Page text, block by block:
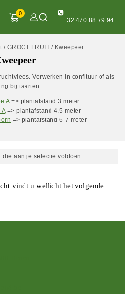
0
+32 470 88 79 94
/ GROOT FRUIT / Kweepeer
Verwerken in confituur of als
bij taarten.
A=> plantafstand 3 meter
A=> plantafstand 4.5 meter
=> plantafstand 6-7 meter
aan je selectie voldoen.
vindt u wellicht het volgende